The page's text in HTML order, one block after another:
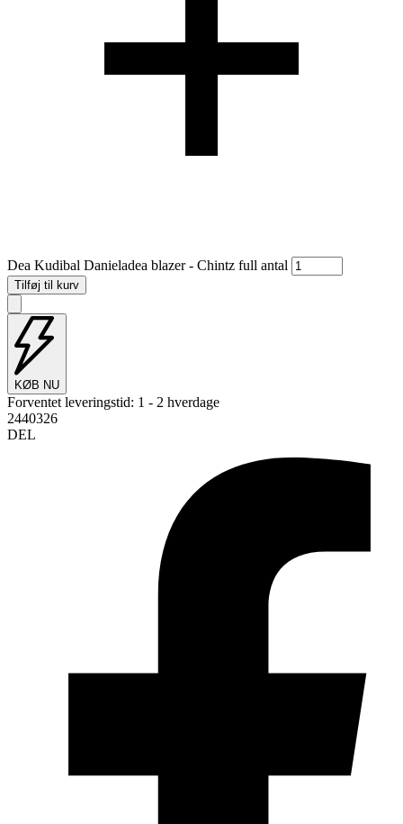
Dea Kudibal Danieladea blazer - Chintz full antal
Tilføj til kurv
KØB NU
Forventet leveringstid: 1 - 2 hverdage
2440326
DEL